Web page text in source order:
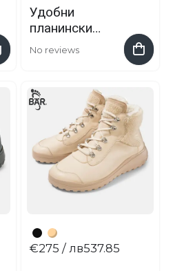
Удобни
планински
туристически
WANDERSTIEF
EL 2.0
No reviews
€275 / лв537.85